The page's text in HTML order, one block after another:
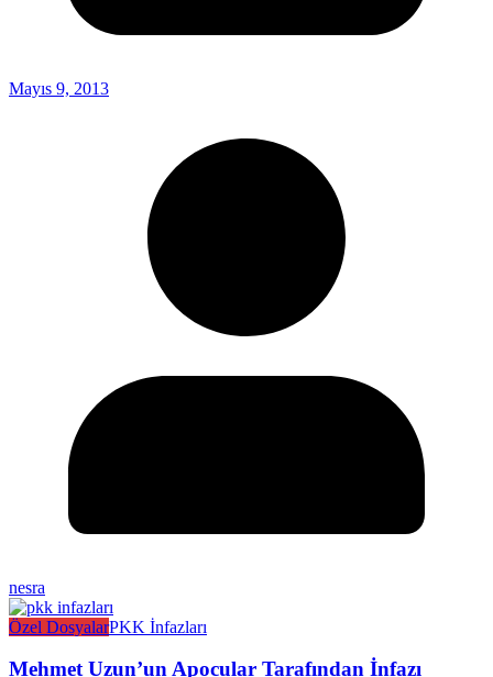
Mayıs 9, 2013
nesra
Özel DosyalarPKK İnfazları
Mehmet Uzun’un Apocular Tarafından İnfazı